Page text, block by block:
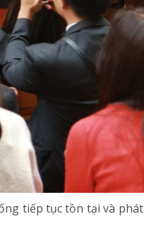
tiếp tục tồn tại và